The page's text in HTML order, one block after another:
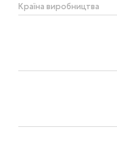
Країна виробництва